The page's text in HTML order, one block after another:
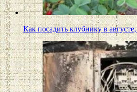
Как посадить клубнику в